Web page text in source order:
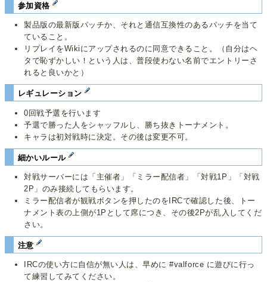
参加資格
製品版の最新版パッチか、それと通信互換性のあるパッチを当て
ていること。
リプレイをWikiにアップされるのに同意できること。（自分はヘ
タで恥ずかしい！という人は、普段使わない名前でエントリーさ
れると良いかと）
レギュレーション
0回戦予選を行います
予選で勝った人をシャッフルし、勝ち抜きトーナメント。
キャラは初対戦時に決定。その後は変更不可。
細かいルール
対戦サーバーには「主催者」「ミラー配信者」「対戦1P」「対戦
2P」のみ接続してもらいます。
ミラー配信者が観戦ボタンを押したのをIRCで確認した後、トー
ナメント表の上側が1Pとして席につき、その後2Pが乱入してくだ
さい。
注意
IRCの使い方に自信が無い人は、早めに #valforce に遊びに行っ
て練習してみてください。